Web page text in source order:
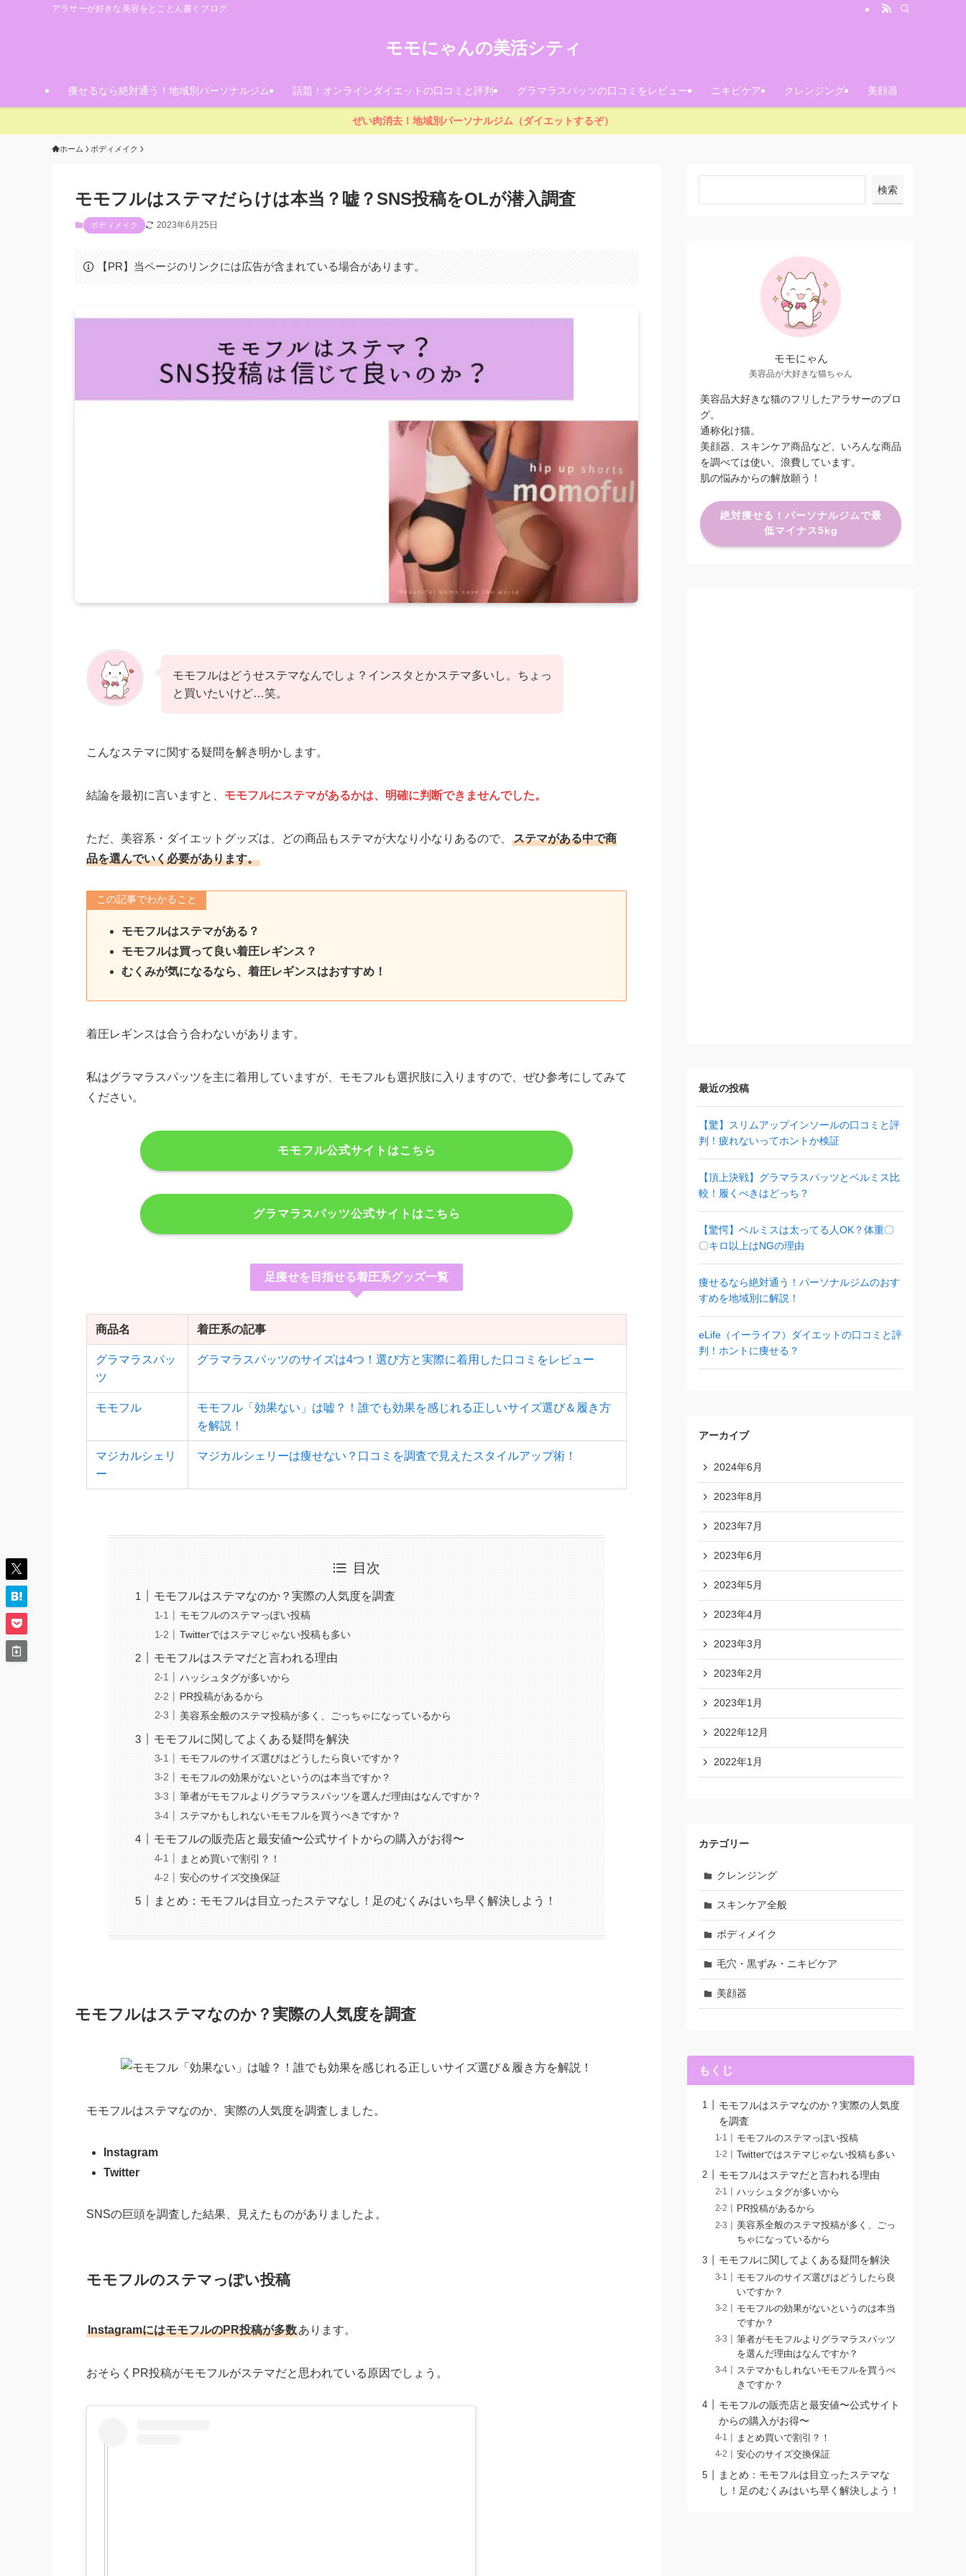
アラサーが好きな美容をとことん書くブログ
モモにゃんの美活シティ
痩せるなら絶対通う！地域別パーソナルジム 話題！オンラインダイエットの口コミと評判 グラマラスパッツの口コミをレビュー ニキビケア クレンジング 美顔器
ぜい肉消去！地域別パーソナルジム（ダイエットするぞ）
ホーム ボディメイク
モモフルはステマだらけは本当？嘘？SNS投稿をOLが潜入調査
ボディメイク 2023年6月25日
【PR】当ページのリンクには広告が含まれている場合があります。
モモフルはどうせステマなんでしょ？インスタとかステマ多いし。ちょっ
と買いたいけど…笑。
こんなステマに関する疑問を解き明かします。
結論を最初に言いますと、 モモフルにステマがあるかは、明確に判断できませんでした。
ただ、美容系・ダイエットグッズは、どの商品もステマが大なり小なりあるので、
ステマがある中で商
品を選んでいく必要があります。
この記事でわかること
モモフルはステマがある？
モモフルは買って良い着圧レギンス？
むくみが気になるなら、着圧レギンスはおすすめ！
着圧レギンスは合う合わないがあります。
私はグラマラスパッツを主に着用していますが、モモフルも選択肢に入りますので、ぜひ参考にしてみて
ください。
モモフル公式サイトはこちら
グラマラスパッツ公式サイトはこちら
足痩せを目指せる着圧系グッズ一覧
商品名 着圧系の記事
グラマラスパッ
ツ
グラマラスパッツのサイズは4つ！選び方と実際に着用した口コミをレビュー
モモフル
モモフル「効果ない」は嘘？！誰でも効果を感じれる正しいサイズ選び＆履き方
を解説！
マジカルシェリ
ー
マジカルシェリーは痩せない？口コミを調査で見えたスタイルアップ術！
目次
モモフルはステマなのか？実際の人気度を調査
モモフルのステマっぽい投稿
Twitterではステマじゃない投稿も多い
モモフルはステマだと言われる理由
ハッシュタグが多いから
PR投稿があるから
美容系全般のステマ投稿が多く、ごっちゃになっているから
モモフルに関してよくある疑問を解決
モモフルのサイズ選びはどうしたら良いですか？
モモフルの効果がないというのは本当ですか？
筆者がモモフルよりグラマラスパッツを選んだ理由はなんですか？
ステマかもしれないモモフルを買うべきですか？
モモフルの販売店と最安値〜公式サイトからの購入がお得〜
まとめ買いで割引？！
安心のサイズ交換保証
まとめ：モモフルは目立ったステマなし！足のむくみはいち早く解決しよう！
モモフルはステマなのか？実際の人気度を調査
モモフルはステマなのか、実際の人気度を調査しました。
Instagram
Twitter
SNSの巨頭を調査した結果、見えたものがありましたよ。
モモフルのステマっぽい投稿
InstagramにはモモフルのPR投稿が多数あります。
おそらくPR投稿がモモフルがステマだと思われている原因でしょう。
検索
モモにゃん
美容品が大好きな猫ちゃん
美容品大好きな猫のフリしたアラサーのブロ
グ。
通称化け猫。
美顔器、スキンケア商品など、いろんな商品
を調べては使い、浪費しています。
肌の悩みからの解放願う！
絶対痩せる！パーソナルジムで最
低マイナス5kg
最近の投稿
【驚】スリムアップインソールの口コミと評
判！疲れないってホントか検証
【頂上決戦】グラマラスパッツとベルミス比
較！履くべきはどっち？
【驚愕】ベルミスは太ってる人OK？体重〇
〇キロ以上はNGの理由
痩せるなら絶対通う！パーソナルジムのおす
すめを地域別に解説！
eLife（イーライフ）ダイエットの口コミと評
判！ホントに痩せる？
アーカイブ
2024年6月
2023年8月
2023年7月
2023年6月
2023年5月
2023年4月
2023年3月
2023年2月
2023年1月
2022年12月
2022年1月
カテゴリー
クレンジング
スキンケア全般
ボディメイク
毛穴・黒ずみ・ニキビケア
美顔器
もくじ
モモフルはステマなのか？実際の人気度
を調査
モモフルのステマっぽい投稿
Twitterではステマじゃない投稿も多い
モモフルはステマだと言われる理由
ハッシュタグが多いから
PR投稿があるから
美容系全般のステマ投稿が多く、ごっ
ちゃになっているから
モモフルに関してよくある疑問を解決
モモフルのサイズ選びはどうしたら良
いですか？
モモフルの効果がないというのは本当
ですか？
筆者がモモフルよりグラマラスパッツ
を選んだ理由はなんですか？
ステマかもしれないモモフルを買うべ
きですか？
モモフルの販売店と最安値〜公式サイト
からの購入がお得〜
まとめ買いで割引？！
安心のサイズ交換保証
まとめ：モモフルは目立ったステマな
し！足のむくみはいち早く解決しよう！